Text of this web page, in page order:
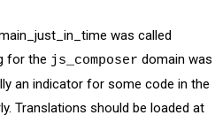
was called
for the js_composer domain was
an indicator for some code in the
Translations should be loaded at